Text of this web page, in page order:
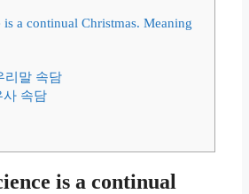
a continual Christmas. Meaning
리말 속담
사 속담
is a continual